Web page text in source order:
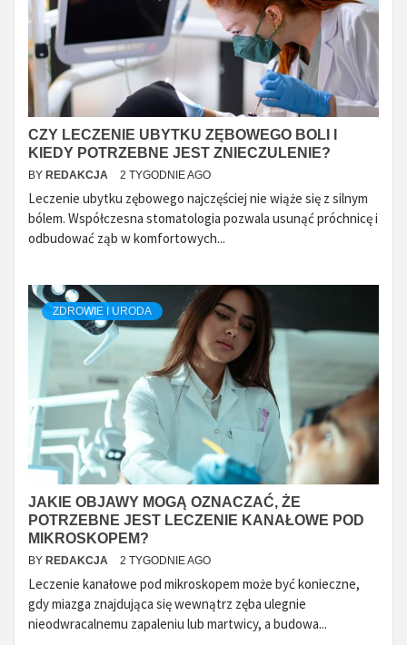
CZY LECZENIE UBYTKU ZĘBOWEGO BOLI I
KIEDY POTRZEBNE JEST ZNIECZULENIE?
BY REDAKCJA 2 TYGODNIE AGO
Leczenie ubytku zębowego najczęściej nie wiąże się z silnym
bólem. Współczesna stomatologia pozwala usunąć próchnicę i
odbudować ząb w komfortowych...
ZDROWIE I URODA
JAKIE OBJAWY MOGĄ OZNACZAĆ, ŻE
POTRZEBNE JEST LECZENIE KANAŁOWE POD
MIKROSKOPEM?
BY REDAKCJA 2 TYGODNIE AGO
Leczenie kanałowe pod mikroskopem może być konieczne,
gdy miazga znajdująca się wewnątrz zęba ulegnie
nieodwracalnemu zapaleniu lub martwicy, a budowa...